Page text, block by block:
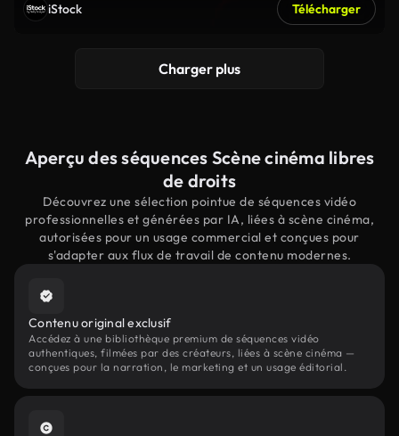
iStock Télécharger
Charger plus
Aperçu des séquences Scène cinéma libres
de droits
Découvrez une sélection pointue de séquences vidéo
professionnelles et générées par IA, liées à scène cinéma,
autorisées pour un usage commercial et conçues pour
s'adapter aux flux de travail de contenu modernes.
Contenu original exclusif
Accédez à une bibliothèque premium de séquences vidéo
authentiques, filmées par des créateurs, liées à scène cinéma —
conçues pour la narration, le marketing et un usage éditorial.